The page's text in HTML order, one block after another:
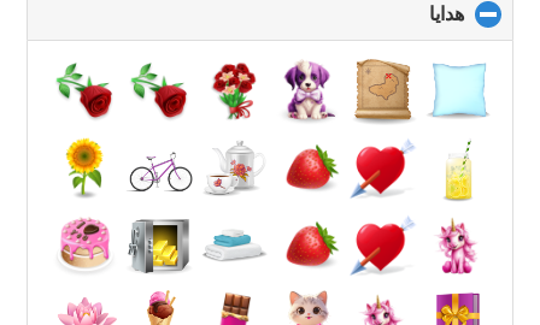
هدايا
to
collapse
contents